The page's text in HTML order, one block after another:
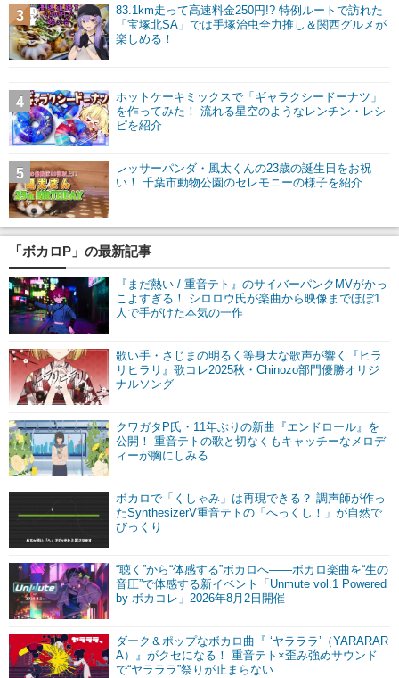
83.1km走って高速料金250円!? 特例ルートで訪れた
「宝塚北SA」では手塚治虫全力推し＆関西グルメが
楽しめる！
3
ホットケーキミックスで「ギャラクシードーナツ」
を作ってみた！ 流れる星空のようなレンチン・レシ
ピを紹介
4
レッサーパンダ・風太くんの23歳の誕生日をお祝
い！ 千葉市動物公園のセレモニーの様子を紹介
5
「ボカロP」の最新記事
『まだ熱い / 重音テト』のサイバーパンクMVがかっ
こよすぎる！ シロロウ氏が楽曲から映像までほぼ1
人で手がけた本気の一作
歌い手・さじまの明るく等身大な歌声が響く『ヒラ
リヒラリ』歌コレ2025秋・Chinozo部門優勝オリジ
ナルソング
クワガタP氏・11年ぶりの新曲『エンドロール』を
公開！ 重音テトの歌と切なくもキャッチーなメロデ
ィーが胸にしみる
ボカロで「くしゃみ」は再現できる？ 調声師が作っ
たSynthesizerV重音テトの「へっくし！」が自然で
びっくり
“聴く”から“体感する”ボカロへ――ボカロ楽曲を“生の
音圧”で体感する新イベント「Unmute vol.1 Powered
by ボカコレ」2026年8月2日開催
ダーク＆ポップなボカロ曲『 ‘ヤラララ’（YARARAR
A）』がクセになる！ 重音テト×歪み強めサウンド
で“ヤラララ”祭りが止まらない